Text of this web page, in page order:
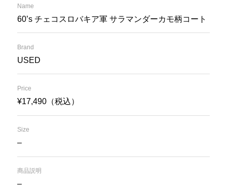
Name
60’s チェコスロバキア軍 サラマンダーカモ柄コート
Brand
USED
Price
¥17,490（税込）
Size
–
商品説明
–